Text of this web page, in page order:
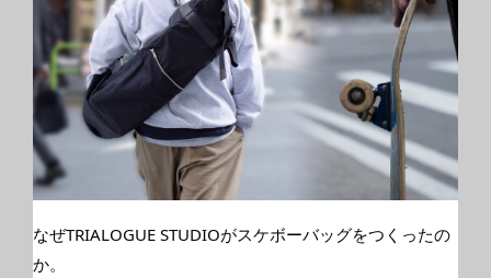
なぜTRIALOGUE STUDIOがスケボーバッグをつくったの
か。